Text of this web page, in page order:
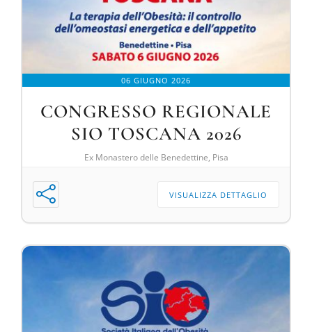
DIVULGAZIONE
RETE CENTRI
AREA SOCI
CONTATTI
06 GIUGNO 2026
CONGRESSO REGIONALE
SIO TOSCANA 2026
Ex Monastero delle Benedettine, Pisa
VISUALIZZA DETTAGLIO